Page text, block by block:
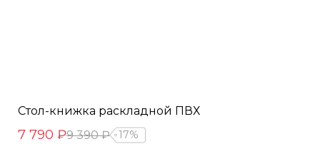
Стол-книжка раскладной ПВХ
7 790 ₽9 390 ₽ 17%